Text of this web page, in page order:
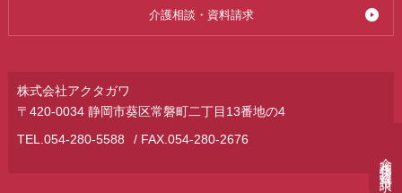
介護相談・資料請求
介護相談・資料請求
株式会社アクタガワ
〒420-0034 静岡市葵区常磐町二丁目13番地の4
TEL. 054-280-5588 / FAX.054-280-2676